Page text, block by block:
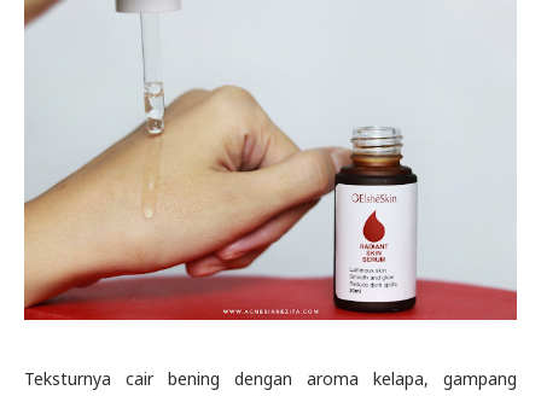
Teksturnya cair bening dengan aroma kelapa, gampang